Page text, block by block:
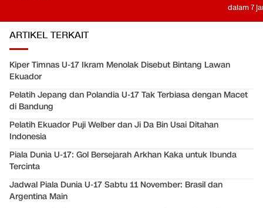
dalam 7
ARTIKEL TERKAIT
Kiper Timnas U-17 Ikram Menolak Disebut Bintang Lawan
Ekuador
Pelatih Jepang dan Polandia U-17 Tak Terbiasa dengan Macet
di Bandung
Pelatih Ekuador Puji Welber dan Ji Da Bin Usai Ditahan
Indonesia
Piala Dunia U-17: Gol Bersejarah Arkhan Kaka untuk Ibunda
Tercinta
Jadwal Piala Dunia U-17 Sabtu 11 November: Brasil dan
Argentina Main